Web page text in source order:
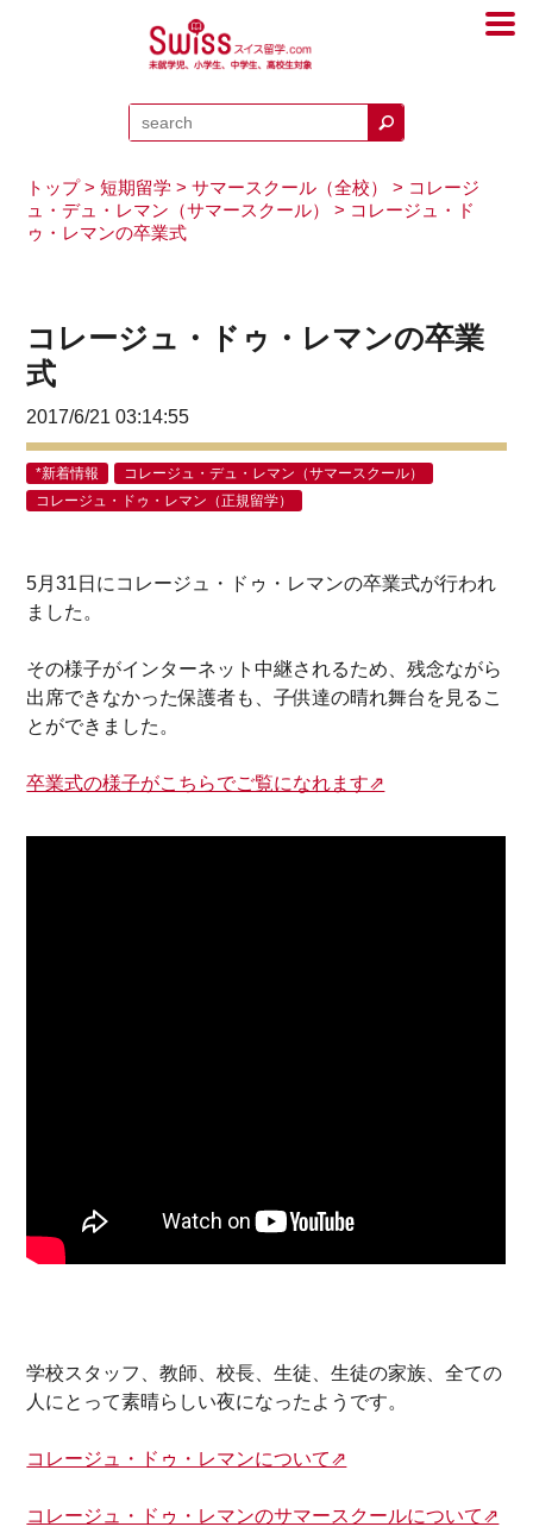
トップ>短期留学 >サマースクール（全校） > コレージ
ュ・デュ・レマン（サマースクール）
> コレージュ・ド
ゥ・レマンの卒業式
コレージュ・ドゥ・レマンの卒業
式
2017/6/21 03:14:55
*新着情報
コレージュ・デュ・レマン（サマースクール）
コレージュ・ドゥ・レマン（正規留学）
5月31日にコレージュ・ドゥ・レマンの卒業式が行われ
ました。
その様子がインターネット中継されるため、残念ながら
出席できなかった保護者も、子供達の晴れ舞台を見るこ
とができました。
卒業式の様子がこちらでご覧になれます⇗
学校スタッフ、教師、校長、生徒、生徒の家族、全ての
人にとって素晴らしい夜になったようです。
コレージュ・ドゥ・レマンについて⇗
コレージュ・ドゥ・レマンのサマースクールについて⇗